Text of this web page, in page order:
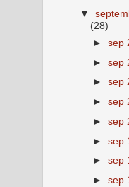
▼
(28)
► sep
► sep
► sep
► sep
► sep
► sep
► sep
► sep